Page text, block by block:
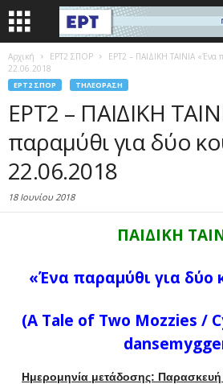
Αρχική EΡΤ2 ΣΠΟΡ
ΕΡΤ2 – ΠΑΙΔΙΚΗ ΤΑΙΝΙΑ «Ένα
22.06.2018
EΡΤ2 ΣΠΟΡ ΤΗΛΕΌΡΑΣΗ
ΕΡΤ2 – ΠΑΙΔΙΚΗ
παραμύθι για δύο
22.06.2018
18 Ιουνίου 2018
ΠΑΙΔΙΚΗ
«Ένα παραμύθι για δύο
(A Tale of Two Mozzies /
Ημερομηνία μετάδοσης: Παρασκευή